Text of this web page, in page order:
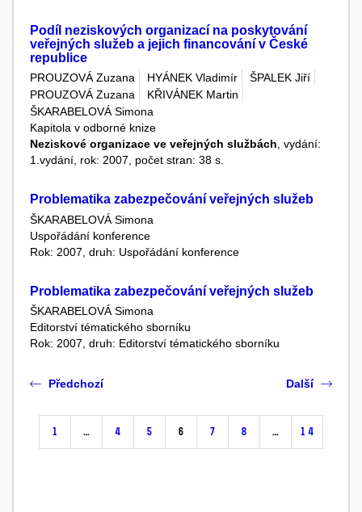
Podíl neziskových organizací na poskytování
veřejných služeb a jejich financování v České
republice
PROUZOVÁ Zuzana HYÁNEK Vladimír
ŠPALEK Jiří
PROUZOVÁ Zuzana
KŘIVÁNEK Martin
ŠKARABELOVÁ Simona
Kapitola v odborné knize
Neziskové organizace ve veřejných službách, vydání:
1.vydání, rok: 2007, počet stran: 38 s.
Problematika zabezpečování veřejných služeb
ŠKARABELOVÁ Simona
Uspořádání konference
Rok: 2007, druh: Uspořádání konference
Problematika zabezpečování veřejných služeb
ŠKARABELOVÁ Simona
Editorství tématického sborníku
Rok: 2007, druh: Editorství tématického sborníku
Předchozí
1 … 4 5 6 7 8 … 14
Další